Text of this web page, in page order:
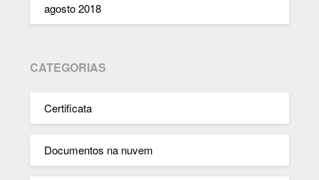
agosto 2018
CATEGORIAS
Certificata
Documentos na nuvem